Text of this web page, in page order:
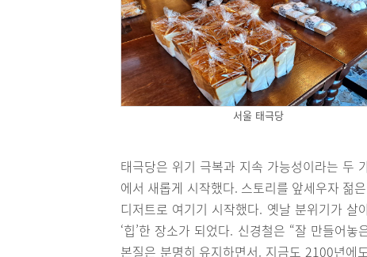
서울 태극당
태극당은 위기 극복과 지속 가능성이라는 두
에서 새롭게 시작했다. 스토리를 앞세우자 젊
디저트로 여기기 시작했다. 옛날 분위기가 살
‘힙’한 장소가 되었다. 신경철은 “잘 만들어
본질은 분명히 유지하면서. 지금도 2100년에